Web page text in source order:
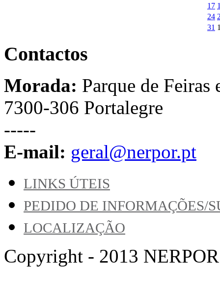
17
24
31
Contactos
Morada: Parque de Feiras
7300-306 Portalegre
-----
E-mail: geral@nerpor.pt
LINKS ÚTEIS
PEDIDO DE INFORMAÇÕES/
LOCALIZAÇÃO
Copyright - 2013